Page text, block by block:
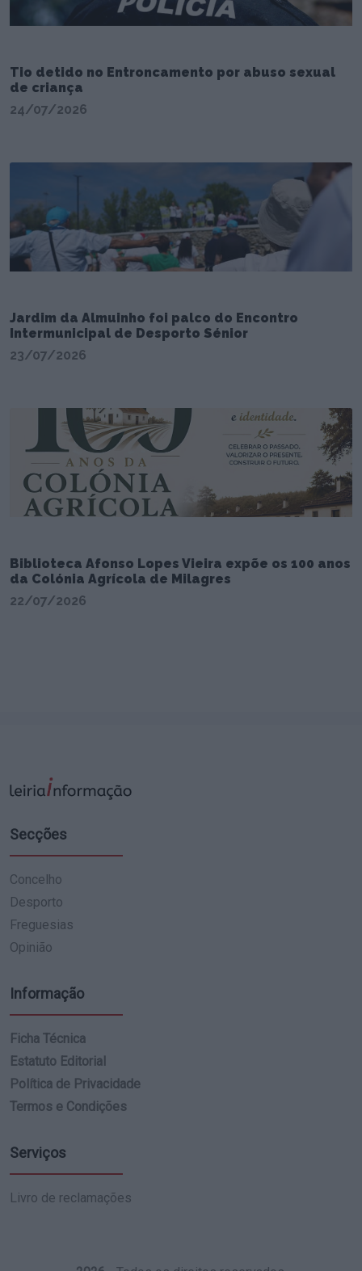
Tio detido no Entroncamento por abuso sexual
de criança
24/07/2026
Jardim da Almuinho foi palco do Encontro
Intermunicipal de Desporto Sénior
23/07/2026
Biblioteca Afonso Lopes Vieira expõe os 100 anos
da Colónia Agrícola de Milagres
22/07/2026
Secções
Concelho
Desporto
Freguesias
Opinião
Informação
Ficha Técnica
Estatuto Editorial
Política de Privacidade
Termos e Condições
Serviços
Livro de reclamações